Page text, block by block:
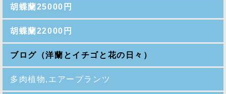
胡蝶蘭25000円
胡蝶蘭22000円
ブログ（洋蘭とイチゴと花の日々）
多肉植物,エアープランツ